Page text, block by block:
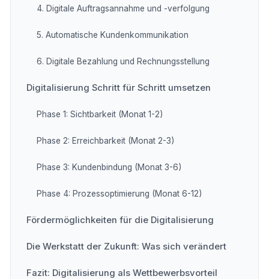
4. Digitale Auftragsannahme und -verfolgung
5. Automatische Kundenkommunikation
6. Digitale Bezahlung und Rechnungsstellung
Digitalisierung Schritt für Schritt umsetzen
Phase 1: Sichtbarkeit (Monat 1-2)
Phase 2: Erreichbarkeit (Monat 2-3)
Phase 3: Kundenbindung (Monat 3-6)
Phase 4: Prozessoptimierung (Monat 6-12)
Fördermöglichkeiten für die Digitalisierung
Die Werkstatt der Zukunft: Was sich verändert
Fazit: Digitalisierung als Wettbewerbsvorteil